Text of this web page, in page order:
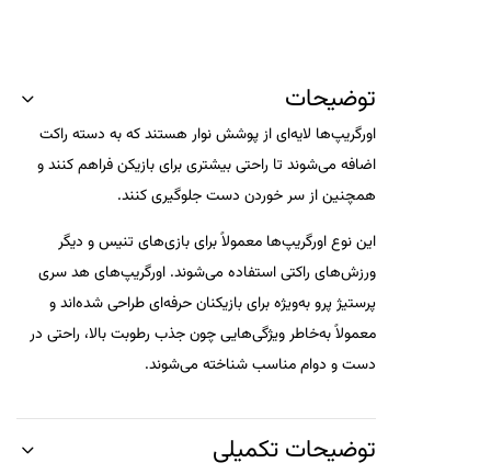
توضیحات
اورگریپ‌ها لایه‌ای از پوشش نوار هستند که به دسته راکت
اضافه می‌شوند تا راحتی بیشتری برای بازیکن فراهم کنند و
همچنین از سر خوردن دست جلوگیری کنند.
این نوع اورگریپ‌ها معمولاً برای بازی‌های تنیس و دیگر
ورزش‌های راکتی استفاده می‌شوند. اورگریپ‌های هد سری
پرستیژ پرو به‌ویژه برای بازیکنان حرفه‌ای طراحی شده‌اند و
معمولاً به‌خاطر ویژگی‌هایی چون جذب رطوبت بالا، راحتی در
دست و دوام مناسب شناخته می‌شوند.
توضیحات تکمیلی